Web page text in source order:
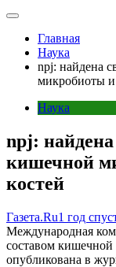
Главная
Наука
npj: найдена
микробиоты и
Наука
npj:
кишечной
костей
Газета.Ru1 год
Международная
составом кишечной
опубликована в